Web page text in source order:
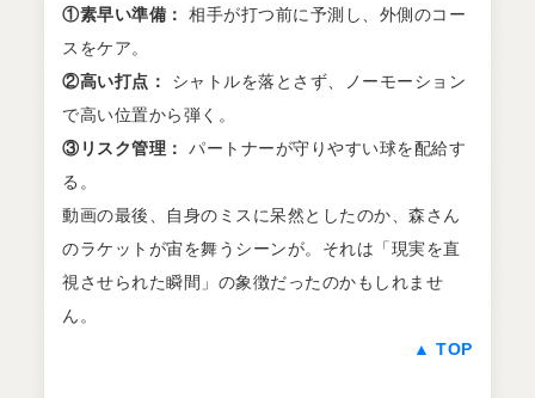
①素早い準備：
相手が打つ前に予測し、外側のコー
スをケア。
②高い打点：
シャトルを落とさず、ノーモーション
で高い位置から弾く。
③リスク管理：
パートナーが守りやすい球を配給す
る。
動画の最後、自身のミスに呆然としたのか、森さん
のラケットが宙を舞うシーンが。それは「現実を直
視させられた瞬間」の象徴だったのかもしれませ
ん。
▲ TOP